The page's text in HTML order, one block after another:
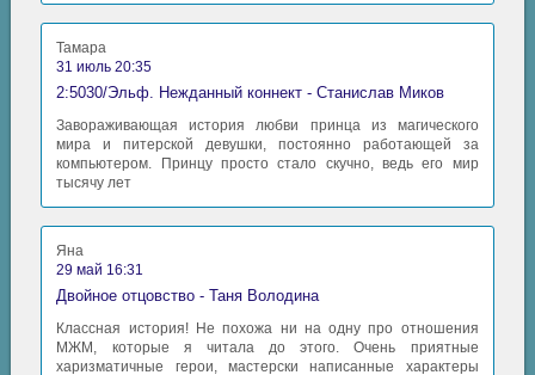
Тамара
31 июль 20:35
2:5030/Эльф. Нежданный коннект - Станислав Миков
Завораживающая история любви принца из магического
мира и питерской девушки, постоянно работающей за
компьютером. Принцу просто стало скучно, ведь его мир
тысячу лет
Яна
29 май 16:31
Двойное отцовство - Таня Володина
Классная история! Не похожа ни на одну про отношения
МЖМ, которые я читала до этого. Очень приятные
харизматичные герои, мастерски написанные характеры